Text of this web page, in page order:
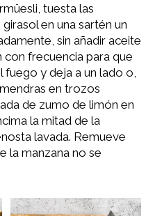
tuesta las
en una sartén un
sin añadir aceite
con frecuencia para que
y deja a un lado o,
en trozos
de zumo de limón en
la mitad de la
lavada. Remueve
la manzana no se